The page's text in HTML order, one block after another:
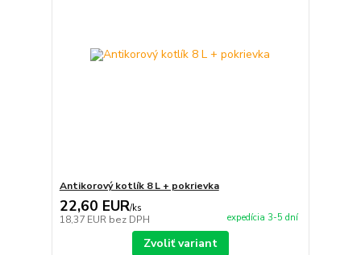
Antikorový kotlík 8 L + pokrievka
22,60 EUR/ks
18,37 EUR bez DPH expedícia 3-5 dní
Zvoliť variant